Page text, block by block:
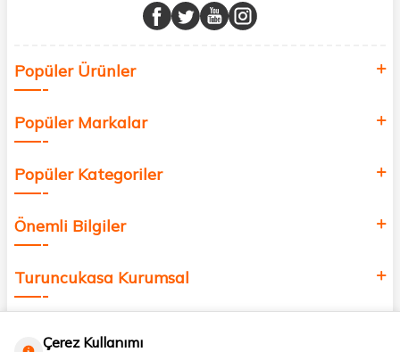
buluşturuyor ve online alışveriş deneyiminizi en iyi hale getiriyoruz.
Sağlık, güzellik ve iyi yaşam için aradığınız her şey burada!
değer katmak için bize katılın!
Popüler Ürünler
Popüler Markalar
Popüler Kategoriler
Önemli Bilgiler
Turuncukasa Kurumsal
Çerez Kullanımı